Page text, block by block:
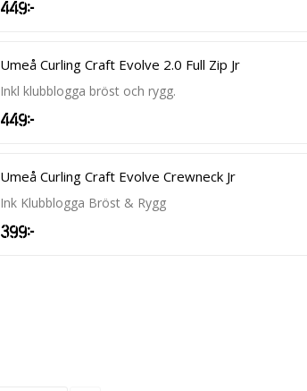
449 kr
Umeå Curling Craft Evolve 2.0 Full Zip Jr
Inkl klubblogga bröst och rygg.
449 kr
Umeå Curling Craft Evolve Crewneck Jr
Ink Klubblogga Bröst & Rygg
399 kr